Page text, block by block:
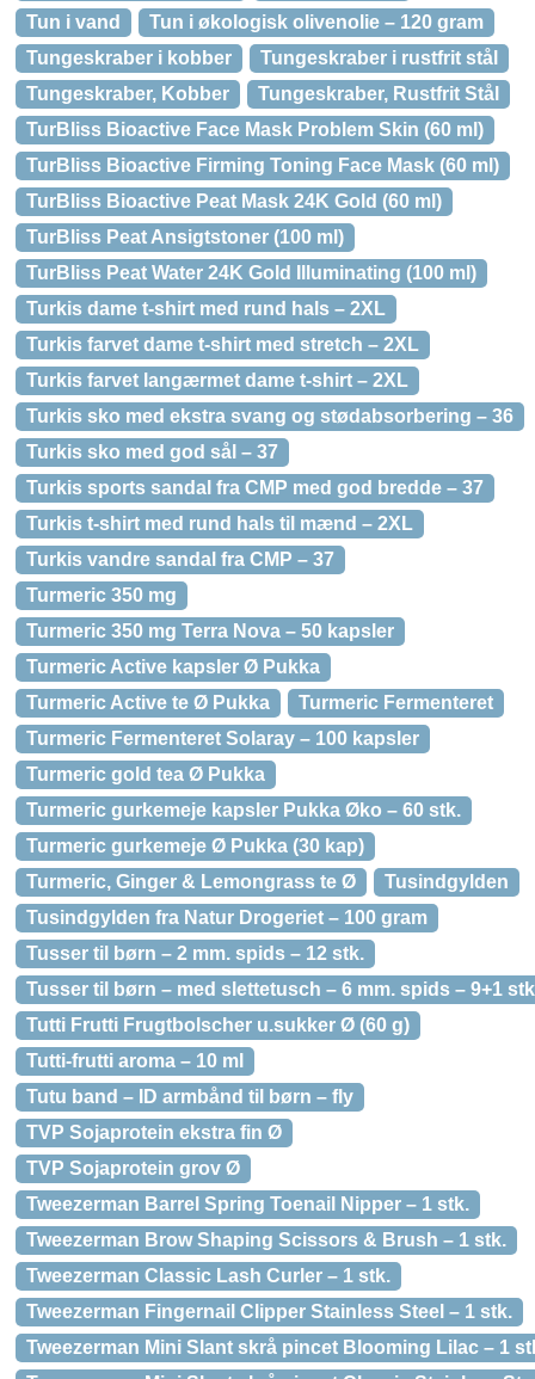
Tun i vand
Tun i økologisk olivenolie – 120 gram
Tungeskraber i kobber
Tungeskraber i rustfrit stål
Tungeskraber, Kobber
Tungeskraber, Rustfrit Stål
TurBliss Bioactive Face Mask Problem Skin (60 ml)
TurBliss Bioactive Firming Toning Face Mask (60 ml)
TurBliss Bioactive Peat Mask 24K Gold (60 ml)
TurBliss Peat Ansigtstoner (100 ml)
TurBliss Peat Water 24K Gold Illuminating (100 ml)
Turkis dame t-shirt med rund hals – 2XL
Turkis farvet dame t-shirt med stretch – 2XL
Turkis farvet langærmet dame t-shirt – 2XL
Turkis sko med ekstra svang og stødabsorbering – 36
Turkis sko med god sål – 37
Turkis sports sandal fra CMP med god bredde – 37
Turkis t-shirt med rund hals til mænd – 2XL
Turkis vandre sandal fra CMP – 37
Turmeric 350 mg
Turmeric 350 mg Terra Nova – 50 kapsler
Turmeric Active kapsler Ø Pukka
Turmeric Active te Ø Pukka
Turmeric Fermenteret
Turmeric Fermenteret Solaray – 100 kapsler
Turmeric gold tea Ø Pukka
Turmeric gurkemeje kapsler Pukka Øko – 60 stk.
Turmeric gurkemeje Ø Pukka (30 kap)
Turmeric, Ginger & Lemongrass te Ø
Tusindgylden
Tusindgylden fra Natur Drogeriet – 100 gram
Tusser til børn – 2 mm. spids – 12 stk.
Tusser til børn – med slettetusch – 6 mm. spids – 9+1
Tutti Frutti Frugtbolscher u.sukker Ø (60 g)
Tutti-frutti aroma – 10 ml
Tutu band – ID armbånd til børn – fly
TVP Sojaprotein ekstra fin Ø
TVP Sojaprotein grov Ø
Tweezerman Barrel Spring Toenail Nipper – 1 stk.
Tweezerman Brow Shaping Scissors & Brush – 1 stk.
Tweezerman Classic Lash Curler – 1 stk.
Tweezerman Fingernail Clipper Stainless Steel – 1 stk.
Tweezerman Mini Slant skrå pincet Blooming Lilac – 1